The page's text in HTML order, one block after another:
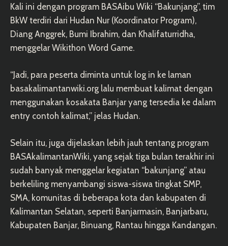
Kali ini dengan program BASAibu Wiki “Bakunjang”, tim
BkW terdiri dari Hudan Nur (Koordinator Program),
Diang Anggrek, Bumi Ibrahim, dan Khalifaturridha,
menggelar Wikithon Word Game.
“Jadi, para peserta diminta untuk log in ke laman
basakalimantanwiki.org lalu membuat kalimat dengan
menggunakan kosakata Banjar yang tersedia ke dalam
entry contoh kalimat,” jelas Hudan.
Selain itu, juga dijelaskan lebih jauh tentang program
BASAkalimantanWiki, yang sejak tiga bulan terakhir ini
sudah banyak menggelar kegiatan “bakunjang” atau
berkeliling menyambangi siswa-siswa tingkat SMP,
SMA, komunitas di beberapa kota dan kabupaten di
Kalimantan Selatan, seperti Banjarmasin, Banjarbaru,
Kabupaten Banjar, Binuang, Rantau hingga Kandangan.